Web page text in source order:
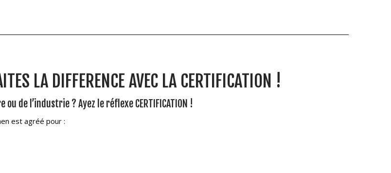
LA DIFFERENCE AVEC LA CERTIFICATION !
ou de l’industrie ? Ayez le réflexe CERTIFICATION !
est agréé pour :